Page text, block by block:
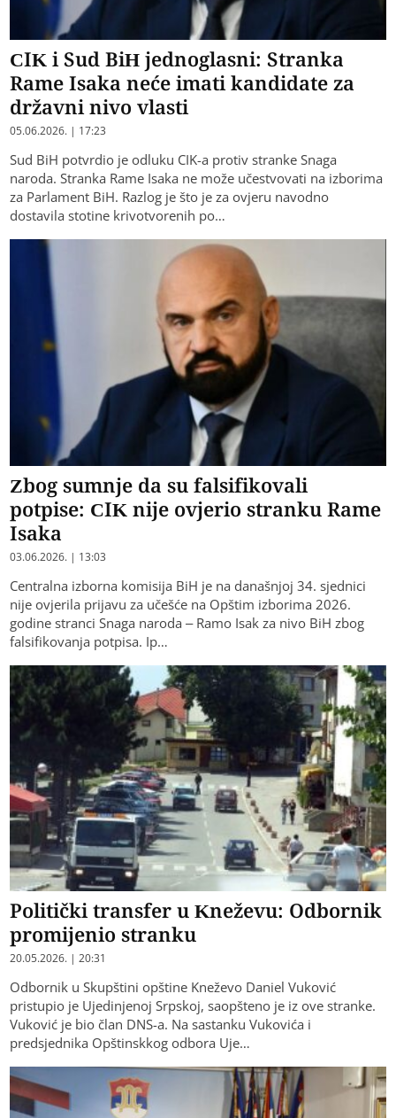
CIK i Sud BiH jednoglasni: Stranka
Rame Isaka neće imati kandidate za
državni nivo vlasti
05.06.2026. | 17:23
Sud BiH potvrdio je odluku CIK-a protiv stranke Snaga
naroda. Stranka Rame Isaka ne može učestvovati na izborima
za Parlament BiH. Razlog je što je za ovjeru navodno
dostavila stotine krivotvorenih po…
Zbog sumnje da su falsifikovali
potpise: CIK nije ovjerio stranku Rame
Isaka
03.06.2026. | 13:03
Centralna izborna komisija BiH je na današnjoj 34. sjednici
nije ovjerila prijavu za učešće na Opštim izborima 2026.
godine stranci Snaga naroda – Ramo Isak za nivo BiH zbog
falsifikovanja potpisa. Ip…
Politički transfer u Kneževu: Odbornik
promijenio stranku
20.05.2026. | 20:31
Odbornik u Skupštini opštine Kneževo Daniel Vuković
pristupio je Ujedinjenoj Srpskoj, saopšteno je iz ove stranke.
Vuković je bio član DNS-a. Na sastanku Vukovića i
predsjednika Opštinskkog odbora Uje…